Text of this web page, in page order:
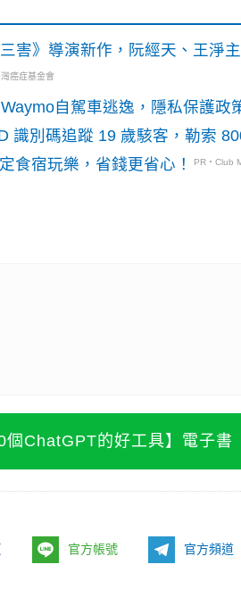
害》導演新作，阮經天、王淨
癌症基金會
自駕車逃逸，隱私保護政
識別碼追蹤 19 歲駭客，勒索
食宿玩樂，省錢更省心！
PR・Club
個ChatGPT的好工具】電子書
官方帳號 官方頻道